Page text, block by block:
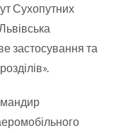
Сухопутних
застосування та